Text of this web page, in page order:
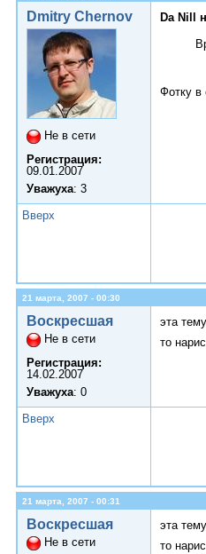
Dmitry Chernov
Не в сети
Регистрация:
09.01.2007
Уважуха: 3
Da Nill
Фотку в
Вверх
21 марта, 2007 - 00:30
Воскресшая
Не в сети
Регистрация:
14.02.2007
Уважуха: 0
эта
то
Вверх
21 марта, 2007 - 00:31
Воскресшая
Не в сети
эта
то